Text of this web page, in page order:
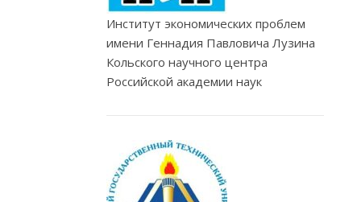
Институт экономических проблем
имени Геннадия Павловича Лузина
Кольского научного центра
Российской академии наук